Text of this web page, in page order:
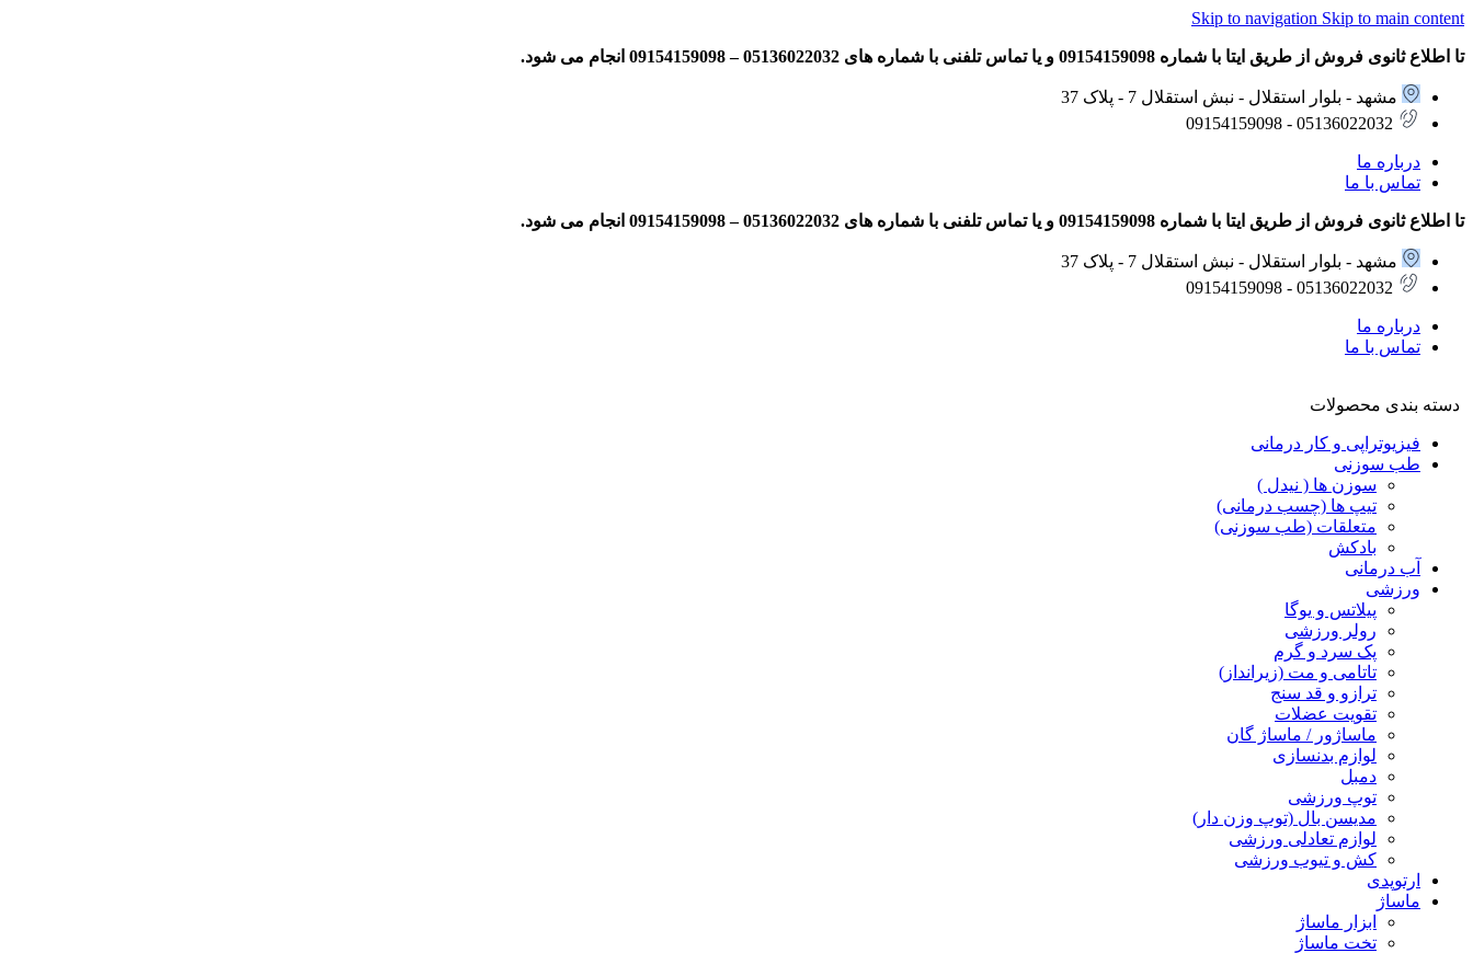
Skip to navigation Skip to main content
تا اطلاع ثانوی فروش از طریق ایتا با شماره 09154159098 و یا تماس تلفنی با شماره های 05136022032 – 09154159098 انجام می شود.
مشهد - بلوار استقلال - نبش استقلال 7 - پلاک 37
05136022032 - 09154159098
درباره ما
تماس با ما
تا اطلاع ثانوی فروش از طریق ایتا با شماره 09154159098 و یا تماس تلفنی با شماره های 05136022032 – 09154159098 انجام می شود.
مشهد - بلوار استقلال - نبش استقلال 7 - پلاک 37
05136022032 - 09154159098
درباره ما
تماس با ما
دسته بندی محصولات
فیزیوتراپی و کار درمانی
طب سوزنی
سوزن ها ( نیدل )
تیپ ها (چسب درمانی)
متعلقات (طب سوزنی)
بادکش
آب درمانی
ورزشی
پیلاتس و یوگا
رولر ورزشی
پک سرد و گرم
تاتامی و مت (زیرانداز)
ترازو و قد سنج
تقویت عضلات
ماساژور / ماساژ گان
لوازم بدنسازی
دمبل
توپ ورزشی
مدیسن بال (توپ وزن دار)
لوازم تعادلی ورزشی
کش و تیوب ورزشی
ارتوپدی
ماساژ
ابزار ماساژ
تخت ماساژ